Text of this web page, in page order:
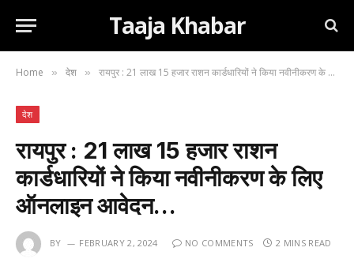
Taaja Khabar
Home » देश » रायपुर : 21 लाख 15 हजार राशन कार्डधारियों ने किया नवीनीकरण के लिए ऑनलाइन आवेदन…
देश
रायपुर : 21 लाख 15 हजार राशन
कार्डधारियों ने किया नवीनीकरण के लिए
ऑनलाइन आवेदन…
BY FEBRUARY 2, 2024 NO COMMENTS 2 MINS READ